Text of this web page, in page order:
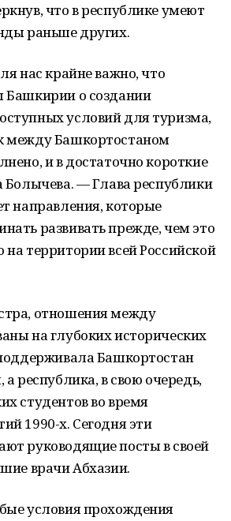
что в республике умеют
раньше других.
нас крайне важно, что
Башкирии о создании
условий для туризма,
между Башкортостаном
и в достаточно короткие
Болычева. — Глава республики
направления, которые
развивать прежде, чем это
территории всей Российской
отношения между
на глубоких исторических
Башкортостан
республика, в свою очередь,
студентов во время
1990-х. Сегодня эти
руководящие посты в своей
врачи Абхазии.
условия прохождения